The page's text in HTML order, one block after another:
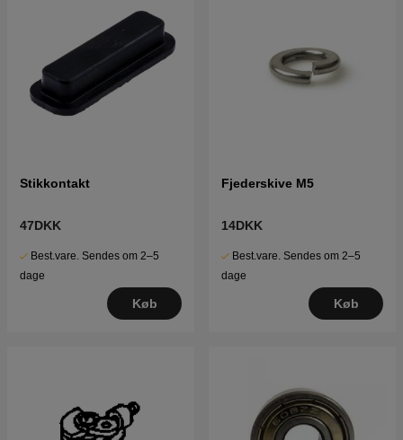
Stikkontakt
47DKK
Best.vare. Sendes om 2–5
dage
Køb
Fjederskive M5
14DKK
Best.vare. Sendes om 2–5
dage
Køb